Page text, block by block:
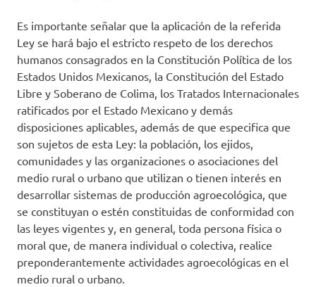
Es importante señalar que la aplicación de la referida
Ley se hará bajo el estricto respeto de los derechos
humanos consagrados en la Constitución Política de los
Estados Unidos Mexicanos, la Constitución del Estado
Libre y Soberano de Colima, los Tratados Internacionales
ratificados por el Estado Mexicano y demás
disposiciones aplicables, además de que especifica que
son sujetos de esta Ley: la población, los ejidos,
comunidades y las organizaciones o asociaciones del
medio rural o urbano que utilizan o tienen interés en
desarrollar sistemas de producción agroecológica, que
se constituyan o estén constituidas de conformidad con
las leyes vigentes y, en general, toda persona física o
moral que, de manera individual o colectiva, realice
preponderantemente actividades agroecológicas en el
medio rural o urbano.